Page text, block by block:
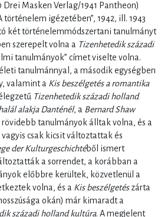
Masken Verlag/1941 Pantheon)
történelem igézetében”, 1942, ill. 1943
két történelemmódszertani tanulmányt
szerepelt volna a Tizenhetedik századi
tanulmányok” címet viselte volna.
tanulmánnyal, a második egységben
valamint a Kis beszélgetés a romantika
Tizenhetedik századi holland
alakja Danténél, a Bernard Shaw
tanulmányok álltak volna, és a
csak kicsit változtattak és
der Kulturgeschichtéből ismert
a sorrendet, a korábban a
előbbre kerültek, közvetlenül a
volna, és a Kis beszélgetészárta
okán) már kimaradt a
századi holland kultúra. A megjelent